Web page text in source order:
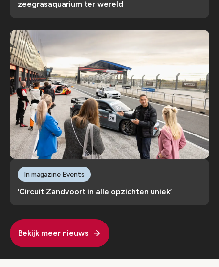
zeegrasaquarium ter wereld
‘Circuit Zandvoort in alle opzichten uniek’
In magazine Events
Bekijk meer nieuws